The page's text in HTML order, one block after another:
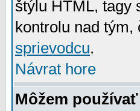
štýlu HTML, tagy
kontrolu nad
sprievodcu.
Návrat hore
Môžem